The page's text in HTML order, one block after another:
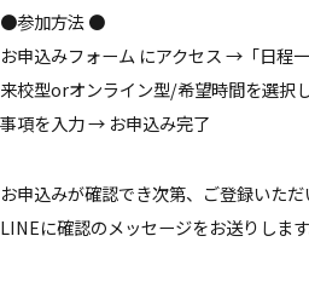
●参加方法 ●
お申込みフォーム にアクセス →「日程
来校型orオンライン型/希望時間を選択
事項を入力 → お申込み完了
お申込みが確認でき次第、ご登録いた
LINEに確認のメッセージをお送りします